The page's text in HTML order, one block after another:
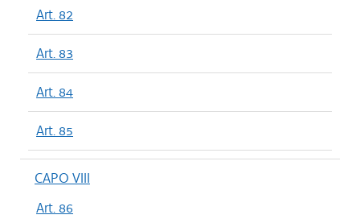
Art. 82
Art. 83
Art. 84
Art. 85
CAPO VIII
Art. 86